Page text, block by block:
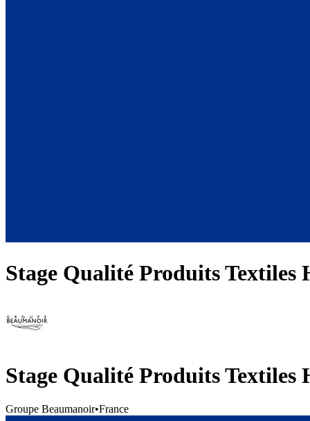
Stage Qualité Produits Textiles
Stage Qualité Produits Textiles
Groupe Beaumanoir•France